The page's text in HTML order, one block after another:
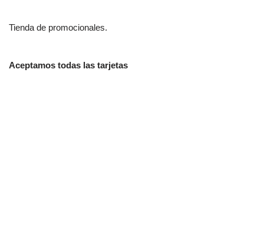
Tienda de promocionales.
Aceptamos todas las tarjetas